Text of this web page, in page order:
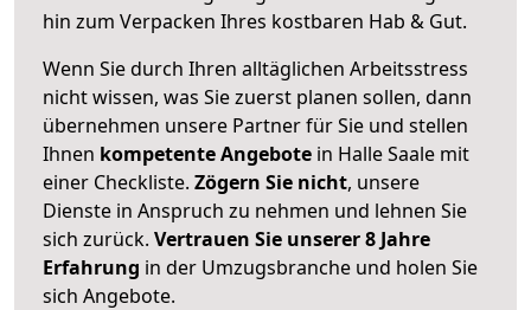
hin zum Verpacken Ihres kostbaren Hab & Gut.
Wenn Sie durch Ihren alltäglichen Arbeitsstress
nicht wissen, was Sie zuerst planen sollen, dann
übernehmen unsere Partner für Sie und stellen
Ihnen kompetente Angebote in Halle Saale mit
einer Checkliste. Zögern Sie nicht, unsere
Dienste in Anspruch zu nehmen und lehnen Sie
sich zurück. Vertrauen Sie unserer 8 Jahre
Erfahrung in der Umzugsbranche und holen Sie
sich Angebote.